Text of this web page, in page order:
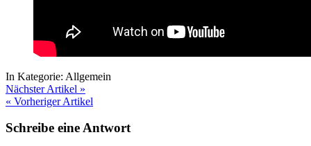
In Kategorie: Allgemein
Nächster Artikel »
« Vorheriger Artikel
Schreibe eine Antwort